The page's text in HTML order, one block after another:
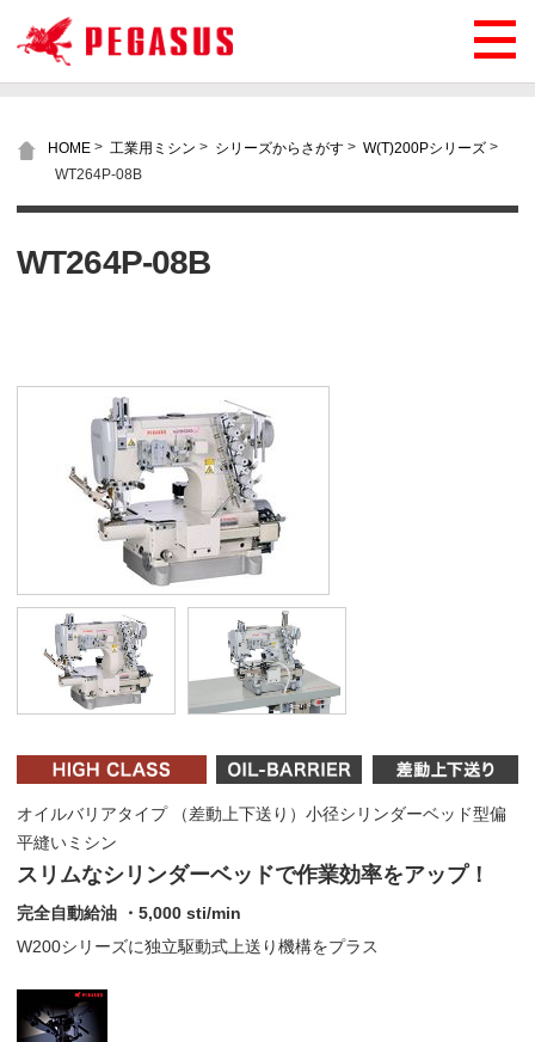
HOME > 工業用ミシン > シリーズからさがす > W(T)200Pシリーズ >
WT264P-08B
WT264P-08B
オイルバリアタイプ （差動上下送り）小径シリンダーベッド型偏
平縫いミシン
スリムなシリンダーベッドで作業効率をアップ！
完全自動給油 ・5,000 sti/min
W200シリーズに独立駆動式上送り機構をプラス